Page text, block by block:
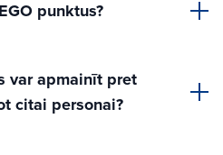
punktus?
var apmainīt pret
citai personai?